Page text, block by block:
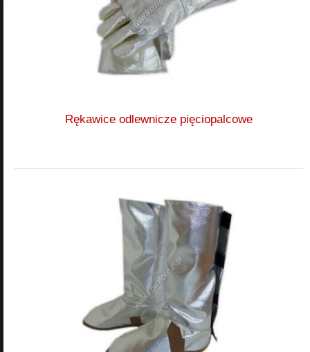
Rękawice odlewnicze pięciopalcowe